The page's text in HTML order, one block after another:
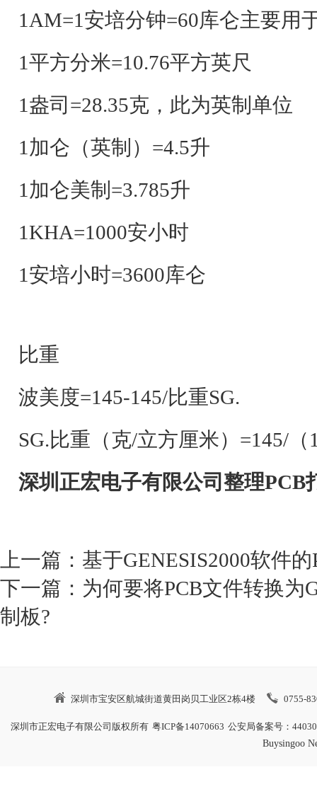
1AM=1安培分钟=60库仑主要用
1平方分米=10.76平方英尺
1盎司=28.35克，此为英制单位
1加仑（英制）=4.5升
1加仑美制=3.785升
1KHA=1000安小时
1安培小时=3600库仑
比重
波美度=145-145/比重SG.
SG.比重（克/立方厘米）=145/
深圳正宏电子有限公司整理PCB
上一篇： 基于GENESIS2000软件
下一篇： 为何要将PCB文件转换为
制板?
深圳市宝安区航城街道黄田岗贝工业区2栋4楼 0755-
深圳市正宏电子有限公司版权所有 粤ICP备14070663 公安局备案号：
Buysingoo